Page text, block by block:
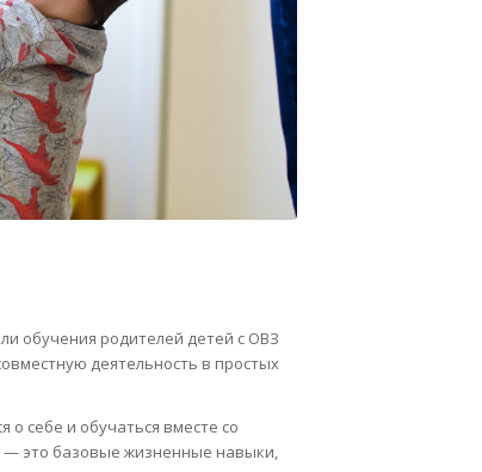
обучения родителей детей с ОВЗ
деятельность в простых
о себе и обучаться вместе со
— это базовые жизненные навыки,